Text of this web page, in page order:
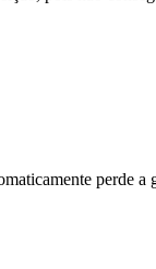
perde a